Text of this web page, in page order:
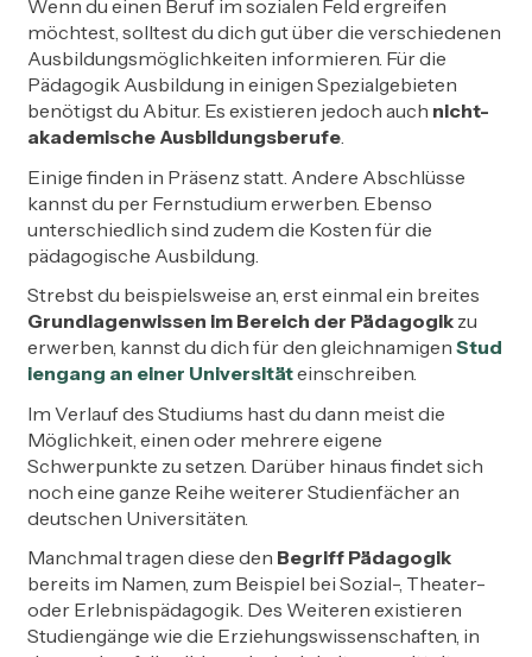
Wenn du einen Beruf im sozialen Feld ergreifen
möchtest, solltest du dich gut über die verschiedenen
Ausbildungsmöglichkeiten informieren. Für die
Pädagogik Ausbildung in einigen Spezialgebieten
benötigst du Abitur. Es existieren jedoch auch nicht-
akademische Ausbildungsberufe.
Einige finden in Präsenz statt. Andere Abschlüsse
kannst du per Fernstudium erwerben. Ebenso
unterschiedlich sind zudem die Kosten für die
pädagogische Ausbildung.
Strebst du beispielsweise an, erst einmal ein breites
Grundlagenwissen im Bereich der Pädagogikzu
erwerben, kannst du dich für den gleichnamigen Stud
iengang an einer Universitäteinschreiben.
Im Verlauf des Studiums hast du dann meist die
Möglichkeit, einen oder mehrere eigene
Schwerpunkte zu setzen. Darüber hinaus findet sich
noch eine ganze Reihe weiterer Studienfächer an
deutschen Universitäten.
Manchmal tragen diese den Begriff Pädagogik
bereits im Namen, zum Beispiel bei Sozial-, Theater-
oder Erlebnispädagogik. Des Weiteren existieren
Studiengänge wie die Erziehungswissenschaften, in